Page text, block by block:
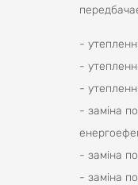
-
-
-
- заміна
- заміна
- заміна